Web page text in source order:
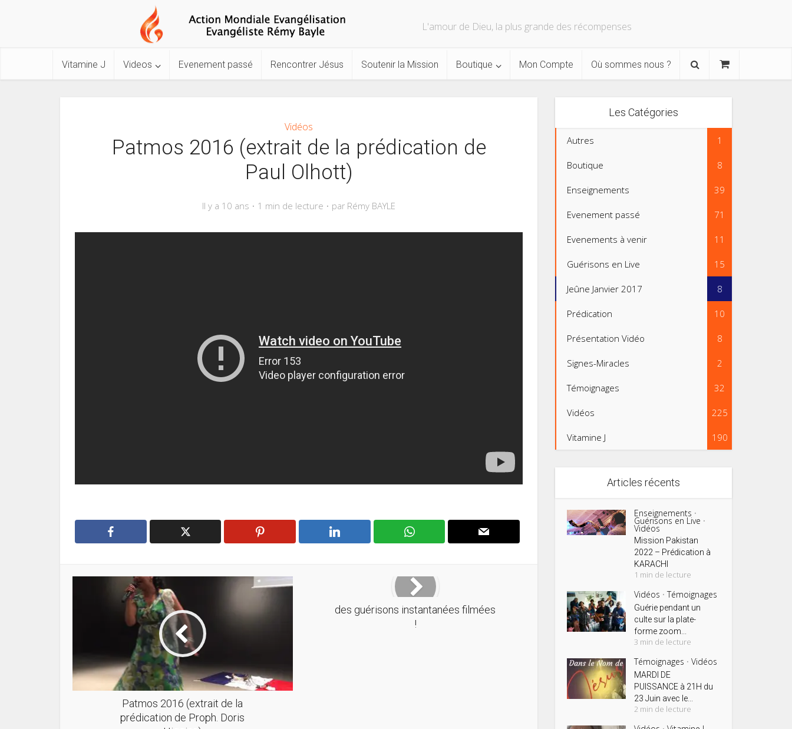
L'amour de Dieu, la plus grande des récompenses
Vitamine J Videos Evenement passé Rencontrer Jésus Soutenir la Mission Boutique Mon Compte Où sommes nous ?
Vidéos
Patmos 2016 (extrait de la prédication de
Paul Olhott)
Il y a 10 ans 1 min de lecture par Rémy BAYLE
Patmos 2016 (extrait de la
prédication de Proph. Doris
des guérisons instantanées filmées
!
Les Catégories
Autres 1
Boutique 8
Enseignements 39
Evenement passé 71
Evenements à venir 11
Guérisons en Live 15
Jeûne Janvier 2017 8
Prédication 10
Présentation Vidéo 8
Signes-Miracles 2
Témoignages 32
Vidéos 225
Vitamine J 190
Articles récents
Enseignements •
Guérisons en Live •
Vidéos
Mission Pakistan
2022 – Prédication à
KARACHI
1 min de lecture
Vidéos • Témoignages
Guérie pendant un
culte sur la plate-
forme zoom...
3 min de lecture
Témoignages • Vidéos
MARDI DE
PUISSANCE à 21H du
23 Juin avec le...
2 min de lecture